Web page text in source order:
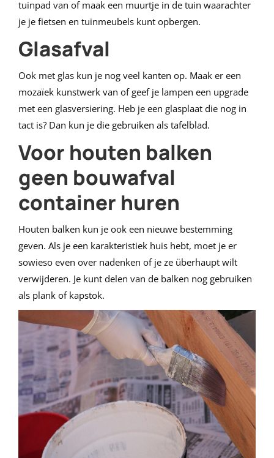
tuinpad van of maak een muurtje in de tuin waarachter
je je fietsen en tuinmeubels kunt opbergen.
Glasafval
Ook met glas kun je nog veel kanten op. Maak er een
mozaïek kunstwerk van of geef je lampen een upgrade
met een glasversiering. Heb je een glasplaat die nog in
tact is? Dan kun je die gebruiken als tafelblad.
Voor houten balken
geen bouwafval
container huren
Houten balken kun je ook een nieuwe bestemming
geven. Als je een karakteristiek huis hebt, moet je er
sowieso even over nadenken of je ze überhaupt wilt
verwijderen. Je kunt delen van de balken nog gebruiken
als plank of kapstok.